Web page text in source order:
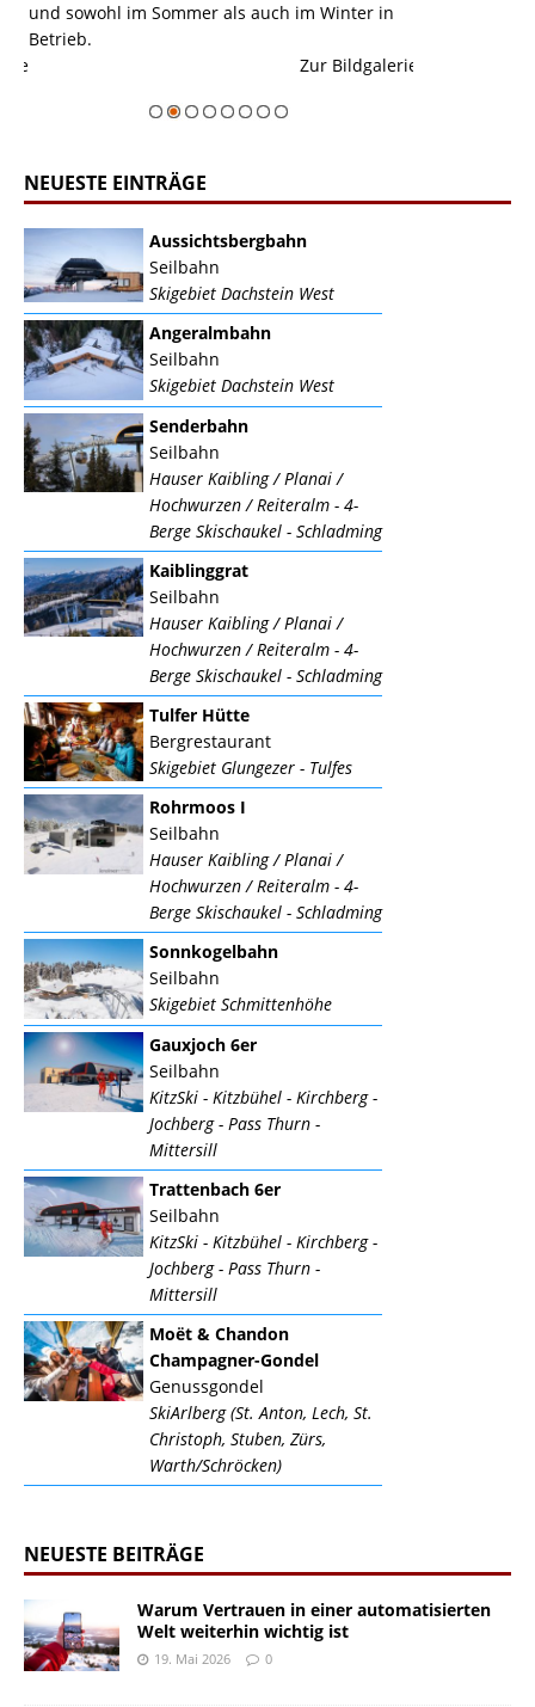
und sowohl im Sommer als auch im Winter in
Betrieb.
Zur Bildgalerie
NEUESTE EINTRÄGE
Aussichtsbergbahn
Seilbahn
Skigebiet Dachstein West
Angeralmbahn
Seilbahn
Skigebiet Dachstein West
Senderbahn
Seilbahn
Hauser Kaibling / Planai /
Hochwurzen / Reiteralm - 4-
Berge Skischaukel - Schladming
Kaiblinggrat
Seilbahn
Hauser Kaibling / Planai /
Hochwurzen / Reiteralm - 4-
Berge Skischaukel - Schladming
Tulfer Hütte
Bergrestaurant
Skigebiet Glungezer - Tulfes
Rohrmoos I
Seilbahn
Hauser Kaibling / Planai /
Hochwurzen / Reiteralm - 4-
Berge Skischaukel - Schladming
Sonnkogelbahn
Seilbahn
Skigebiet Schmittenhöhe
Gauxjoch 6er
Seilbahn
KitzSki - Kitzbühel - Kirchberg -
Jochberg - Pass Thurn -
Mittersill
Trattenbach 6er
Seilbahn
KitzSki - Kitzbühel - Kirchberg -
Jochberg - Pass Thurn -
Mittersill
Moët & Chandon
Champagner-Gondel
Genussgondel
SkiArlberg (St. Anton, Lech, St.
Christoph, Stuben, Zürs,
Warth/Schröcken)
NEUESTE BEITRÄGE
Warum Vertrauen in einer automatisierten
Welt weiterhin wichtig ist
19. Mai 2026 0